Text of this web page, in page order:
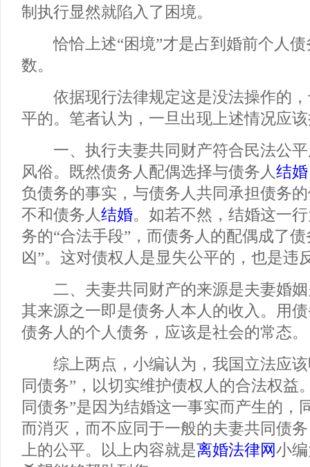
制执行显然就陷入了困境。
恰恰上述“困境”才是占到婚前个人债
数。
依据现行法律规定这是没法操作的，
平的。笔者认为，一旦出现上述情况应
一、执行夫妻共同财产符合民法公平
风俗。既然债务人配偶选择与债务人结婚
负债务的事实，与债务人共同承担债务
不和债务人结婚。如若不然，结婚这一
务的“合法手段”，而债务人的配偶成了
凶”。这对债权人是显失公平的，也是违
二、夫妻共同财产的来源是夫妻婚姻
其来源之一即是债务人本人的收入。用
债务人的个人债务，应该是社会的常态。
综上两点，小编认为，我国立法应该
同债务”，以切实维护债权人的合法权益
同债务”是因为结婚这一事实而产生的，
而消灭，而不应同于一般的夫妻共同债
上的公平。以上内容就是离婚法律网小